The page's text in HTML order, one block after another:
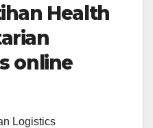
Health
online
Logistics